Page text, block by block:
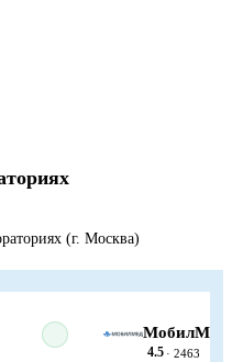
(г. Москва)
МобилМед
4.5 · 2463